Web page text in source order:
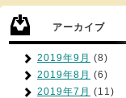
アーカイブ
2019年9月 (8)
2019年8月 (6)
2019年7月 (11)